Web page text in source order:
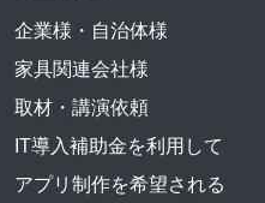
企業様・自治体様
家具関連会社様
取材・講演依頼
IT導入補助金を利用して
アプリ制作を希望される